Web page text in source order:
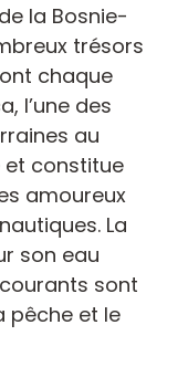
la Bosnie-
trésors
chaque
l’une des
au
et constitue
amoureux
La
son eau
sont
pêche et le